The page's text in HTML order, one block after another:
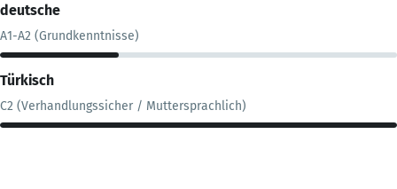
deutsche
A1-A2 (Grundkenntnisse)
Türkisch
C2 (Verhandlungssicher / Muttersprachlich)